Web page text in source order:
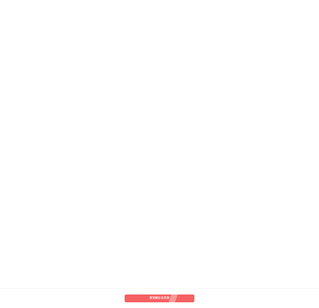
查看解析及答案